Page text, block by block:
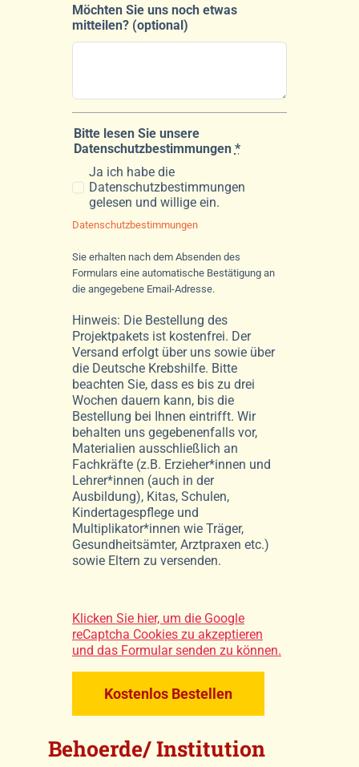
Möchten Sie uns noch etwas
mitteilen? (optional)
Bitte lesen Sie unsere
Datenschutzbestimmungen *
Ja ich habe die
Datenschutzbestimmungen
gelesen und willige ein.
Datenschutzbestimmungen
Sie erhalten nach dem Absenden des
Formulars eine automatische Bestätigung an
die angegebene Email-Adresse.
Hinweis: Die Bestellung des
Projektpakets ist kostenfrei. Der
Versand erfolgt über uns sowie über
die Deutsche Krebshilfe. Bitte
beachten Sie, dass es bis zu drei
Wochen dauern kann, bis die
Bestellung bei Ihnen eintrifft. Wir
behalten uns gegebenenfalls vor,
Materialien ausschließlich an
Fachkräfte (z.B. Erzieher*innen und
Lehrer*innen (auch in der
Ausbildung), Kitas, Schulen,
Kindertagespflege und
Multiplikator*innen wie Träger,
Gesundheitsämter, Arztpraxen etc.)
sowie Eltern zu versenden.
Klicken Sie hier, um die Google
reCaptcha Cookies zu akzeptieren
und das Formular senden zu können.
Kostenlos Bestellen
Behoerde/ Institution